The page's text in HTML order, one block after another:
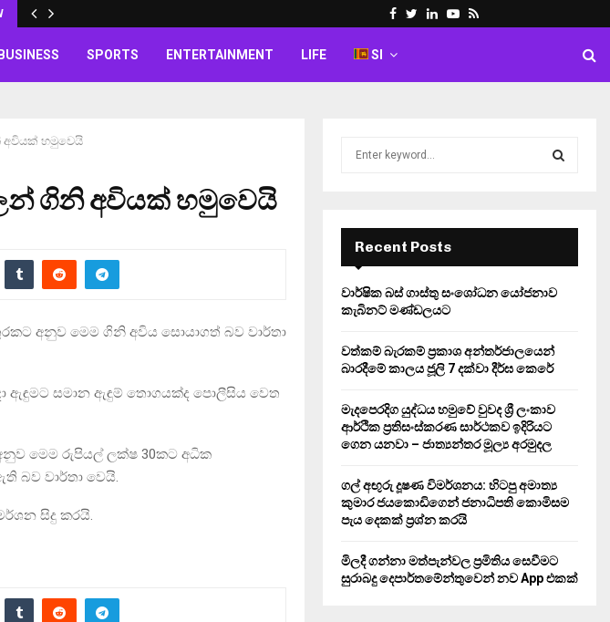
Facebook
Twitter
LinkedinYoutube
Rss
BUSINESS SPORTS ENTERTAINMENT LIFE SI
හමුවෙයි
ගිනි අවියක් හමුවෙයි
අනුව මෙම ගිනි අවිය සොයාගත් බව වාර්තා
ඇඳුමට සමාන ඇඳුම් තොගයක්ද පොලීසිය වෙත
මෙම රුපියල් ලක්ෂ 30කට අධික
බව වාර්තා වෙයි.
සිදු කරයි.
r
:
E
A
R
H
Recent Posts
වාර්ෂික බස් ගාස්තු සංශෝධන යෝජනාව
කැබිනට් මණ්ඩලයට
වත්කම් බැරකම් ප්‍රකාශ අන්තර්ජාලයෙන්
බාරදීමේ කාලය ජූලි 7 දක්වා දීර්ඝ කෙරේ
මැදපෙරදිග යුද්ධය හමුවේ වුවද ශ්‍රී ලංකාව
ආර්ථික ප්‍රතිසංස්කරණ සාර්ථකව ඉදිරියට
ගෙන යනවා – ජාත්‍යන්තර මූල්‍ය අරමුදල
ගල් අඟුරු දූෂණ විමර්ශනය: හිටපු අමාත්‍ය
කුමාර ජයකොඩිගෙන් ජනාධිපති කොමිසම
පැය දෙකක් ප්‍රශ්න කරයි
මිලදී ගන්නා මත්පැන්වල ප්‍රමිතිය සෙවීමට
සුරාබදු දෙපාර්තමේන්තුවෙන් නව App එකක්